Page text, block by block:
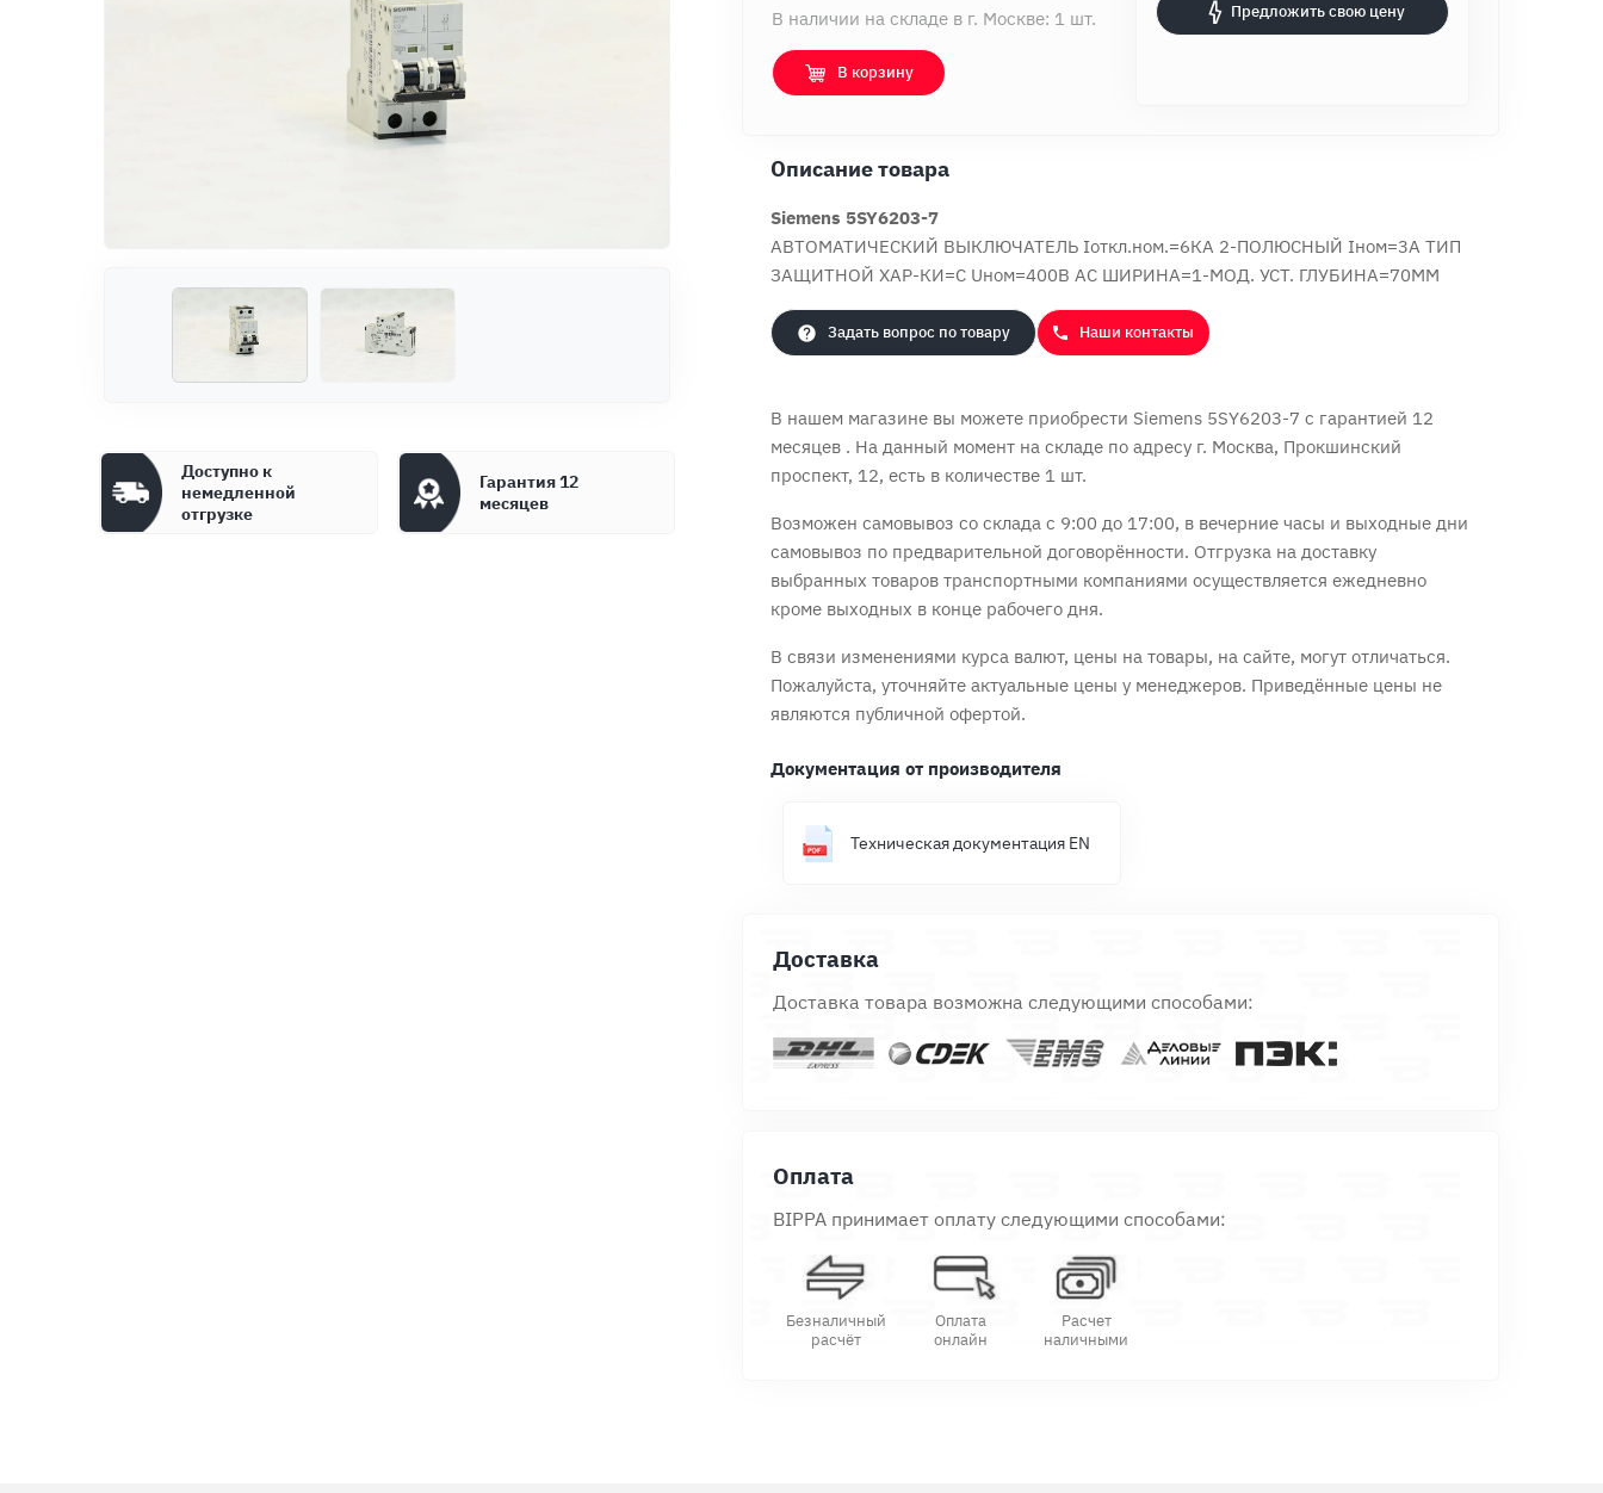
Доступно к
немедленной
отгрузке
Гарантия 12
месяцев
В наличии на складе в г. Москве: 1 шт.
В корзину
Предложить свою цену
Описание товара
Siemens 5SY6203-7
АВТОМАТИЧЕСКИЙ ВЫКЛЮЧАТЕЛЬ Iоткл.ном.=6КА 2-ПОЛЮСНЫЙ Iном=3А ТИП
ЗАЩИТНОЙ ХАР-КИ=C Uном=400В АС ШИРИНА=1-МОД. УСТ. ГЛУБИНА=70ММ
Задать вопрос по товару Наши контакты
В нашем магазине вы можете приобрести Siemens 5SY6203-7 с гарантией 12
месяцев . На данный момент на складе по адресу г. Москва, Прокшинский
проспект, 12, есть в количестве 1 шт.
Возможен самовывоз со склада с 9:00 до 17:00, в вечерние часы и выходные дни
самовывоз по предварительной договорённости. Отгрузка на доставку
выбранных товаров транспортными компаниями осуществляется ежедневно
кроме выходных в конце рабочего дня.
В связи изменениями курса валют, цены на товары, на сайте, могут отличаться.
Пожалуйста, уточняйте актуальные цены у менеджеров. Приведённые цены не
являются публичной офертой.
Документация от производителя
Техническая документация EN
Доставка
Доставка товара возможна следующими способами:
Оплата
BIPPA принимает оплату следующими способами:
Безналичный
расчёт
Оплата
онлайн
Расчет
наличными